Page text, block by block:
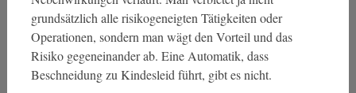
grundsätzlich alle risikogeneigten Tätigkeiten oder
Operationen, sondern man wägt den Vorteil und das
Risiko gegeneinander ab. Eine Automatik, dass
Beschneidung zu Kindesleid führt, gibt es nicht.